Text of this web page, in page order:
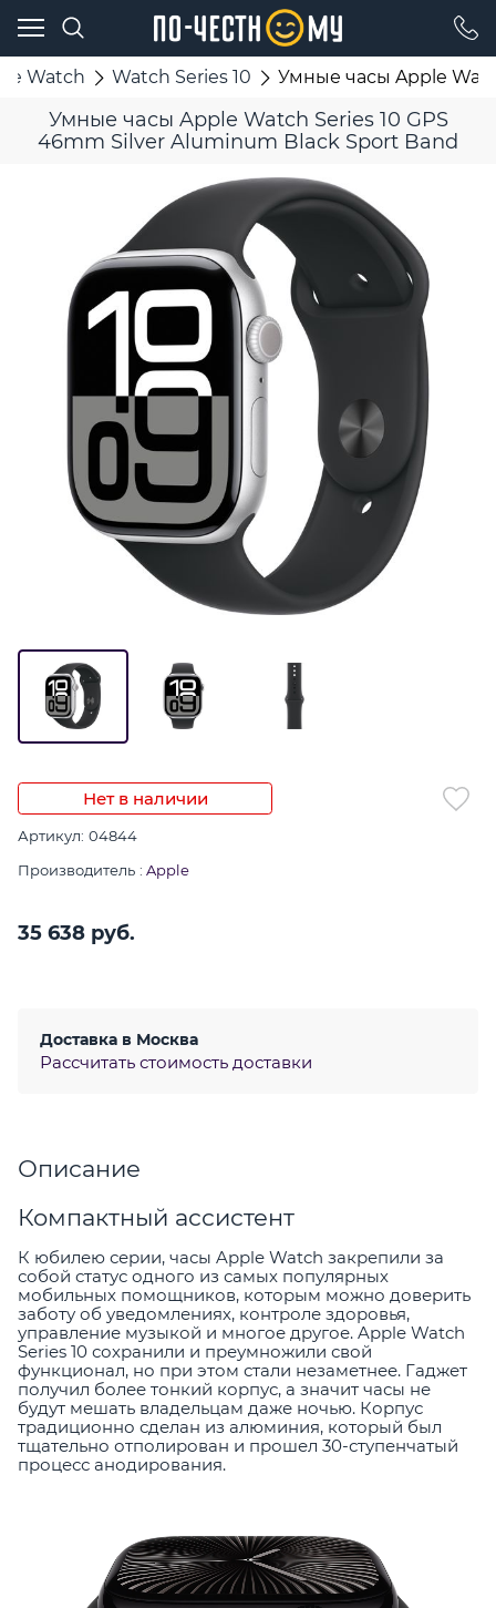
Watch Watch Series 10 Умные часы Apple
Умные часы Apple Watch Series 10 GPS
46mm Silver Aluminum Black Sport Band
Нет в наличии
Артикул: 04844
Производитель : Apple
35 638 руб.
Доставка в Москва
Рассчитать стоимость доставки
Описание
Компактный ассистент
К юбилею серии, часы Apple Watch закрепили за
собой статус одного из самых популярных
мобильных помощников, которым можно доверить
заботу об уведомлениях, контроле здоровья,
управление музыкой и многое другое. Apple Watch
Series 10 сохранили и преумножили свой
функционал, но при этом стали незаметнее. Гаджет
получил более тонкий корпус, а значит часы не
будут мешать владельцам даже ночью. Корпус
традиционно сделан из алюминия, который был
тщательно отполирован и прошел 30-ступенчатый
процесс анодирования.